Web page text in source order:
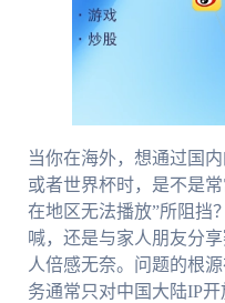
当你在海外，想通过国
或者世界杯时，是不是
在地区无法播放”所阻挡
喊，还是与家人朋友分
人倍感无奈。问题的根
务通常只对中国大陆IP